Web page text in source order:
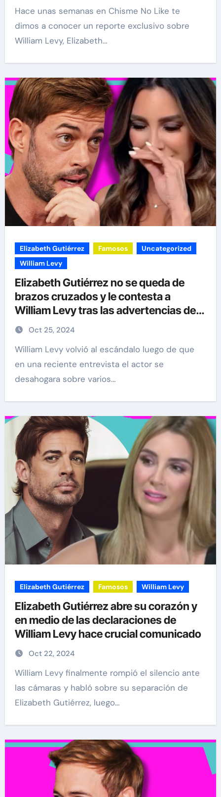
Hace unas semanas en Chisme No Like te
dimos a conocer un reporte exclusivo sobre
William Levy, Elizabeth…
Elizabeth Gutiérrez Famosos
Uncategorized
William Levy
Elizabeth Gutiérrez no se queda de
brazos cruzados y le contesta a
William Levy tras las advertencias de
demandas
Oct 25, 2024
William Levy volvió al escándalo luego de que
en una reciente entrevista el actor se
desahogara sobre varios…
Elizabeth Gutiérrez Famosos William Levy
Elizabeth Gutiérrez abre su corazón y
en medio de las declaraciones de
William Levy hace crucial comunicado
Oct 22, 2024
William Levy finalmente rompió el silencio ante
las cámaras y habló sobre su separación de
Elizabeth Gutiérrez, luego…